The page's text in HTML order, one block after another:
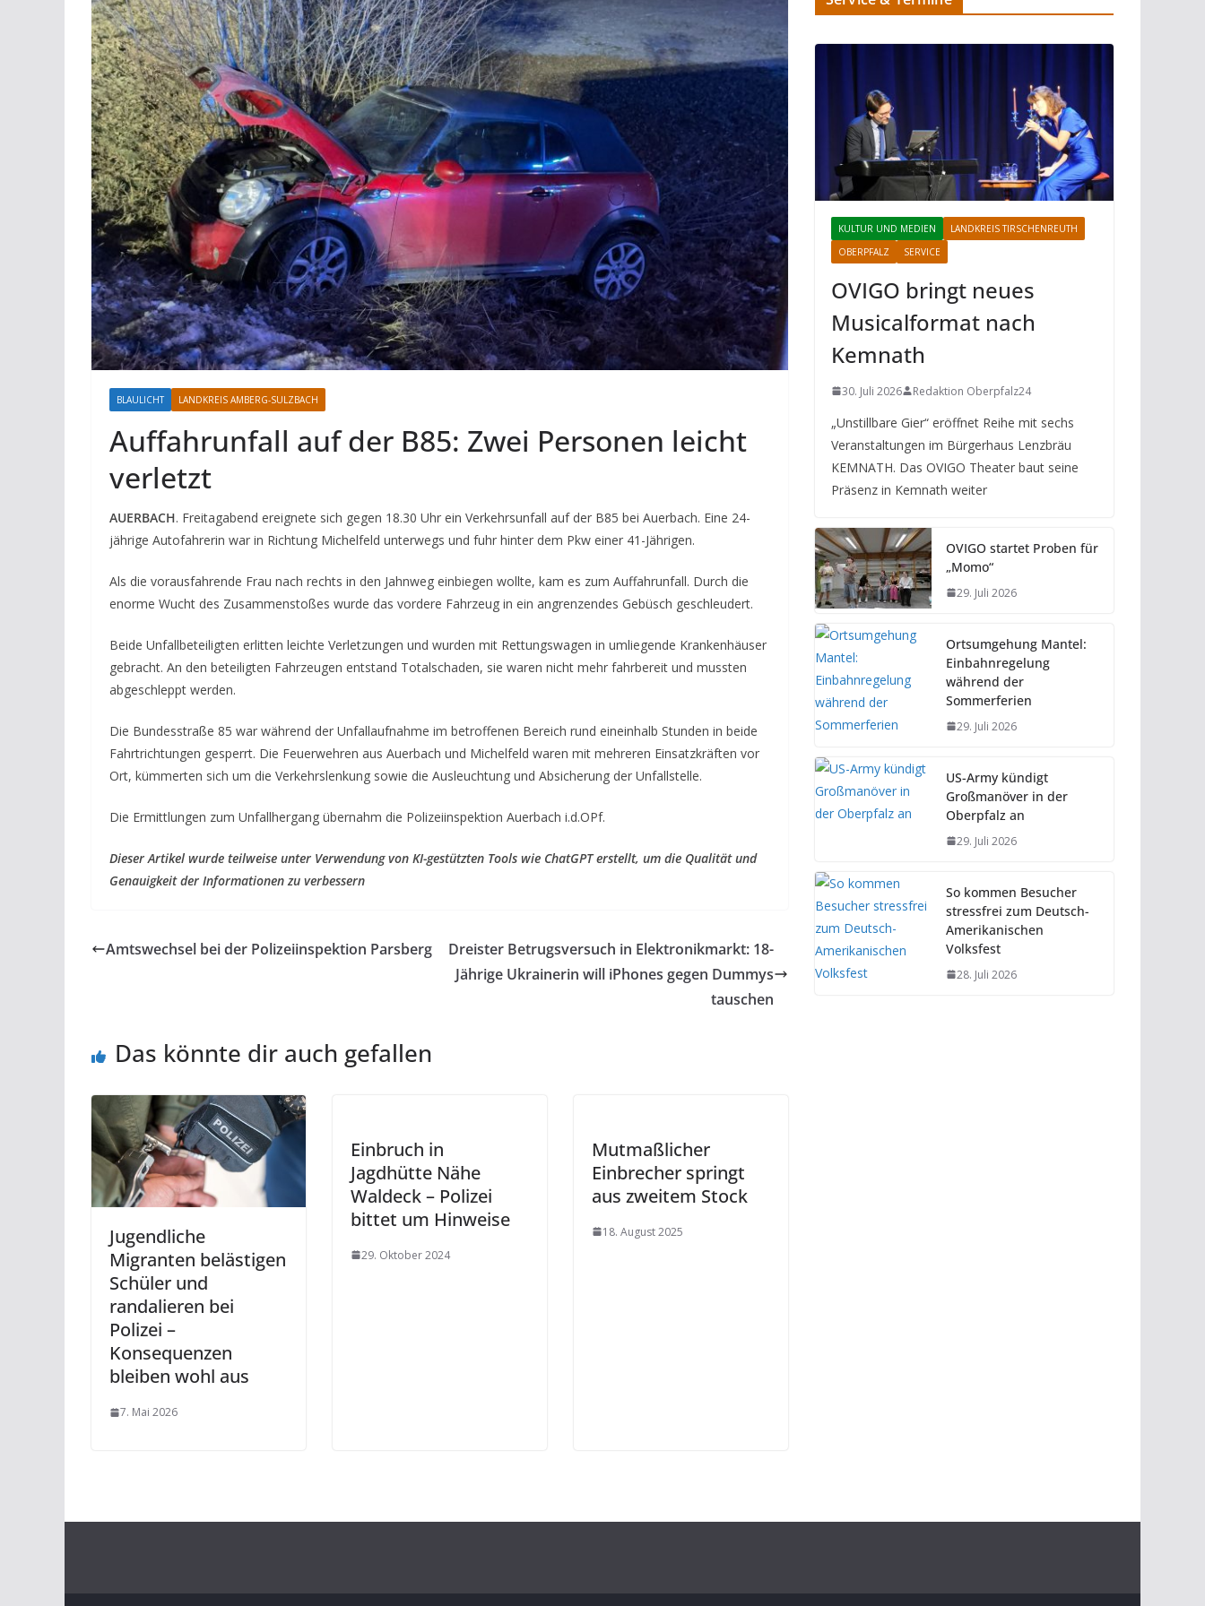
BLAULICHT LANDKREIS AMBERG-SULZBACH
Auffahrunfall auf der B85: Zwei Personen leicht
verletzt
AUERBACH. Freitagabend ereignete sich gegen 18.30 Uhr ein Verkehrsunfall auf der B85 bei Auerbach. Eine 24-
jährige Autofahrerin war in Richtung Michelfeld unterwegs und fuhr hinter dem Pkw einer 41-Jährigen.
Als die vorausfahrende Frau nach rechts in den Jahnweg einbiegen wollte, kam es zum Auffahrunfall. Durch die
enorme Wucht des Zusammenstoßes wurde das vordere Fahrzeug in ein angrenzendes Gebüsch geschleudert.
Beide Unfallbeteiligten erlitten leichte Verletzungen und wurden mit Rettungswagen in umliegende Krankenhäuser
gebracht. An den beteiligten Fahrzeugen entstand Totalschaden, sie waren nicht mehr fahrbereit und mussten
abgeschleppt werden.
Die Bundesstraße 85 war während der Unfallaufnahme im betroffenen Bereich rund eineinhalb Stunden in beide
Fahrtrichtungen gesperrt. Die Feuerwehren aus Auerbach und Michelfeld waren mit mehreren Einsatzkräften vor
Ort, kümmerten sich um die Verkehrslenkung sowie die Ausleuchtung und Absicherung der Unfallstelle.
Die Ermittlungen zum Unfallhergang übernahm die Polizeiinspektion Auerbach i.d.OPf.
Dieser Artikel wurde teilweise unter Verwendung von KI-gestützten Tools wie ChatGPT erstellt, um die Qualität und
Genauigkeit der Informationen zu verbessern
Amtswechsel bei der Polizeiinspektion Parsberg
Dreister Betrugsversuch in Elektronikmarkt: 18-
Jährige Ukrainerin will iPhones gegen Dummys
tauschen
Das könnte dir auch gefallen
Jugendliche
Migranten belästigen
Schüler und
randalieren bei
Polizei –
Konsequenzen
bleiben wohl aus
7. Mai 2026
Einbruch in
Jagdhütte Nähe
Waldeck – Polizei
bittet um Hinweise
29. Oktober 2024
Mutmaßlicher
Einbrecher springt
aus zweitem Stock
18. August 2025
KULTUR UND MEDIEN
LANDKREIS TIRSCHENREUTH
OBERPFALZ
SERVICE
OVIGO bringt neues
Musicalformat nach
Kemnath
30. Juli 2026 Redaktion Oberpfalz24
„Unstillbare Gier“ eröffnet Reihe mit sechs
Veranstaltungen im Bürgerhaus Lenzbräu
KEMNATH. Das OVIGO Theater baut seine
Präsenz in Kemnath weiter
OVIGO startet Proben für
„Momo“
29. Juli 2026
Ortsumgehung Mantel:
Einbahnregelung
während der
Sommerferien
29. Juli 2026
US-Army kündigt
Großmanöver in der
Oberpfalz an
29. Juli 2026
So kommen Besucher
stressfrei zum Deutsch-
Amerikanischen
Volksfest
28. Juli 2026